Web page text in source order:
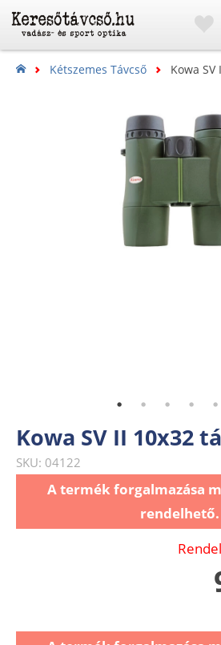
Kétszemes Távcső Kowa SV
Kowa SV II 10x32
SKU: 04122
A termék forgalmazása
rendelhető.